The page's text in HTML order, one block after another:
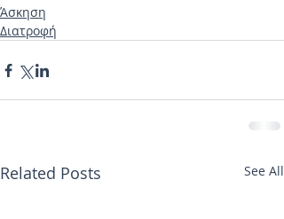
Άσκηση
Διατροφή
Related Posts See All